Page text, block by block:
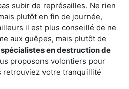
subir de représailles. Ne rien
plutôt en fin de journée,
il est plus conseillé de ne
aux guêpes, mais plutôt de
en destruction de
proposons volontiers pour
retrouviez votre tranquillité